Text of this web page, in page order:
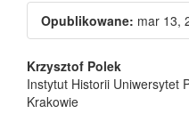
Opublikowane: mar 13,
Main Article
Krzysztof Polek
Instytut Historii Uniwersytet
Krakowie